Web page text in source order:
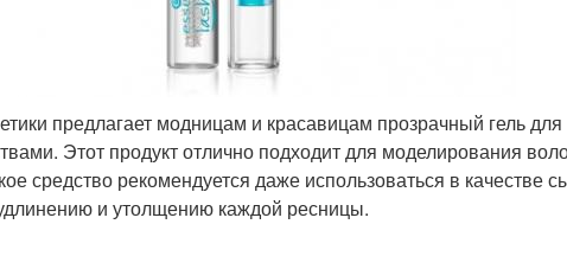
предлагает модницам и красавицам прозрачный гель
Этот продукт отлично подходит для моделирования
средство рекомендуется даже использоваться в качестве
и утолщению каждой ресницы.